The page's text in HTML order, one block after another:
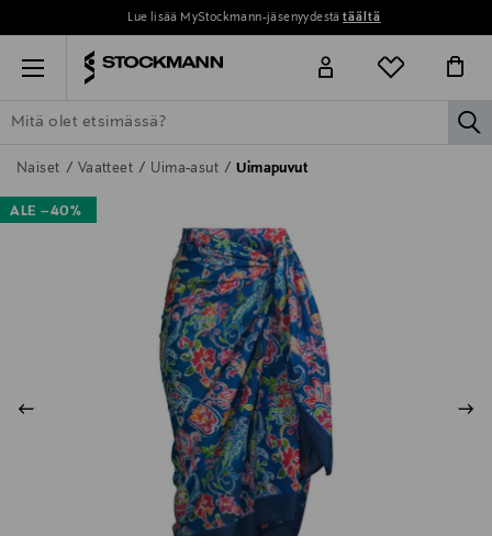
Lue lisää MyStockmann-jäsenyydestätäältä
Menu
ETSI KAIKKI NAISET MIEHET LAPSET
Naiset Vaatteet Uima-asut Uimapuvut
ALE –40%